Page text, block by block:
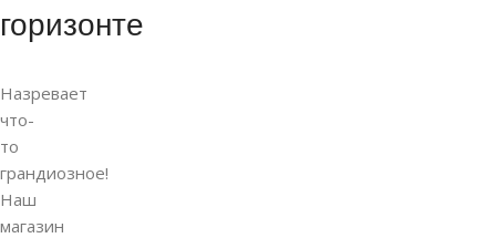
горизонте
Назревает
что-
то
грандиозное!
Наш
магазин